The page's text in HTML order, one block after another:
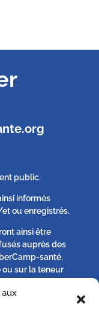
public.
informés
ou enregistrés.
ainsi être
auprès des
santé,
ou sur la teneur